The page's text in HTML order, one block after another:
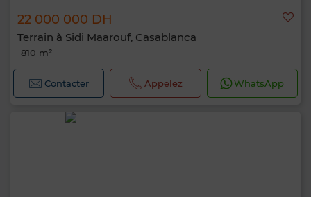
22 000 000 DH
Terrain à Sidi Maarouf, Casablanca
810 m²
Contacter Appelez WhatsApp